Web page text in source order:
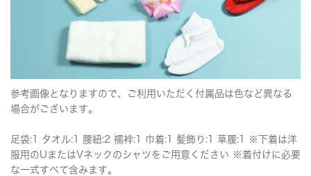
参考画像となりますので、ご利用いただく付属品は色など異なる
場合がございます。
足袋:1 タオル:1 腰紐:2 襦袢:1 巾着:1 髪飾り:1 草履:1 ※下着は洋
服用のUまたはVネックのシャツをご用意ください ※着付けに必要
な一式すべて含みます。